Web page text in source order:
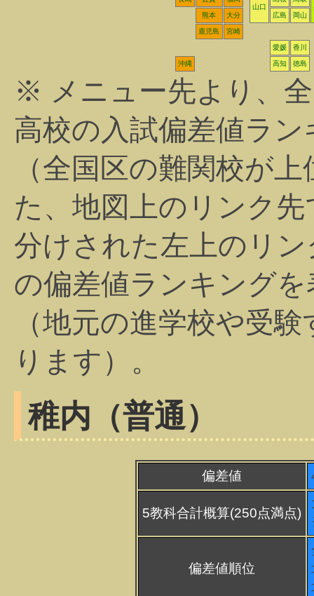
山口
熊本
大分 広島 岡山
鹿児島 宮崎
愛媛 香川
沖縄 高知 徳島
※ メニュー先より、
高校の入試偏差値ラ
（全国区の難関校が
た、地図上のリンク
分けされた左上のリ
の偏差値ランキング
（地元の進学校や受
ります）。
稚内（普通）
偏差値
5教科合計概算(250点満点)
偏差値順位